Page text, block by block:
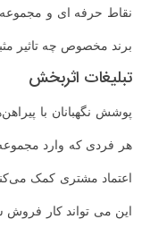
نقاط حرفه ای و مجموعه
برند مخصوص چه تاثیر
تبلیغات اثربخش
پوشش نگهبانان با
هر فردی که وارد
اعتماد مشتری کمک
این می تواند کار فروش